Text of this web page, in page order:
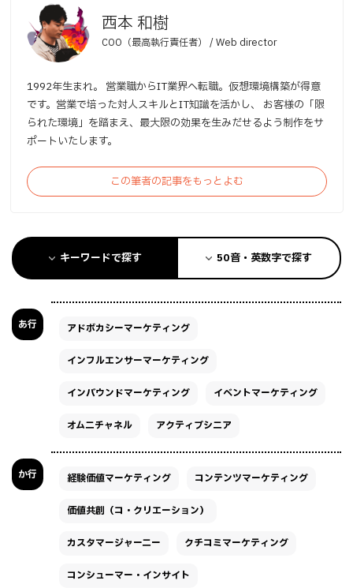
西本 和樹
COO（最高執行責任者） / Web director
1992年生まれ。 営業職からIT業界へ転職。仮想環境構築が得意
です。営業で培った対人スキルとIT知識を活かし、 お客様の「限
られた環境」を踏まえ、最大限の効果を生みだせるよう制作をサ
ポートいたします。
この筆者の記事をもっとよむ
キーワードで探す 50音・英数字で探す
あ行 アドボカシーマーケティング
インフルエンサーマーケティング
インバウンドマーケティング イベントマーケティング
オムニチャネル アクティブシニア
か行 経験価値マーケティング コンテンツマーケティング
価値共創（コ・クリエーション）
カスタマージャーニー クチコミマーケティング
コンシューマー・インサイト